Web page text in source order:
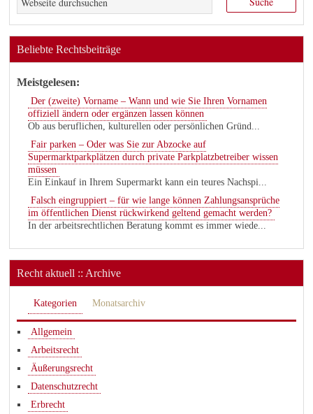
Beliebte Rechtsbeiträge
Meistgelesen:
Der (zweite) Vorname – Wann und wie Sie Ihren Vornamen
offiziell ändern oder ergänzen lassen können
Ob aus beruflichen, kulturellen oder persönlichen Gründ...
Fair parken – Oder was Sie zur Abzocke auf
Supermarktparkplätzen durch private Parkplatzbetreiber wissen
müssen
Ein Einkauf in Ihrem Supermarkt kann ein teures Nachspi...
Falsch eingruppiert – für wie lange können Zahlungsansprüche
im öffentlichen Dienst rückwirkend geltend gemacht werden?
In der arbeitsrechtlichen Beratung kommt es immer wiede...
Recht aktuell :: Archive
Kategorien Monatsarchiv
Allgemein
Arbeitsrecht
Äußerungsrecht
Datenschutzrecht
Erbrecht